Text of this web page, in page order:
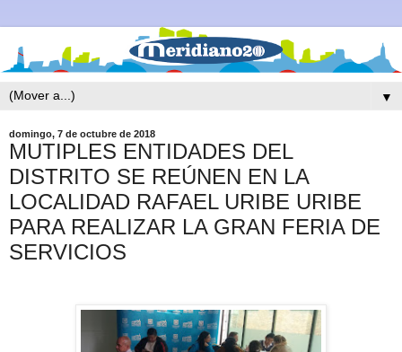
▼
domingo, 7 de octubre de 2018
MUTIPLES ENTIDADES DEL
DISTRITO SE REÚNEN EN LA
LOCALIDAD RAFAEL URIBE URIBE
PARA REALIZAR LA GRAN FERIA DE
SERVICIOS